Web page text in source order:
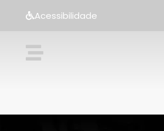
Acessibilidade